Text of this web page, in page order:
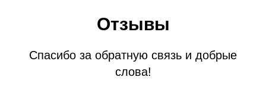
Отзывы
Спасибо за обратную связь и добрые
слова!